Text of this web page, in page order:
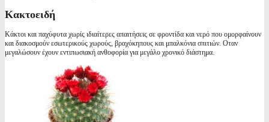
Κακτοειδή
Κάκτοι και παχύφυτα χωρίς ιδιαίτερες απαιτήσεις σε φροντίδα και νερό που ομορφαίνουν
και διακοσμούν εσωτερικούς χωρούς, βραχόκηπους και μπαλκόνια σπιτιών. Οταν
μεγαλώσουν έχουν εντιπωσιακή ανθοφορία για μεγάλο χρονικό διάστημα.